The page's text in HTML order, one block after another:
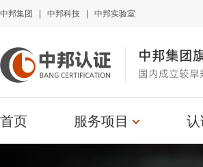
中邦集团 中邦科技 中邦实验室
中邦集团
国内成立较
首页 服务项目 认